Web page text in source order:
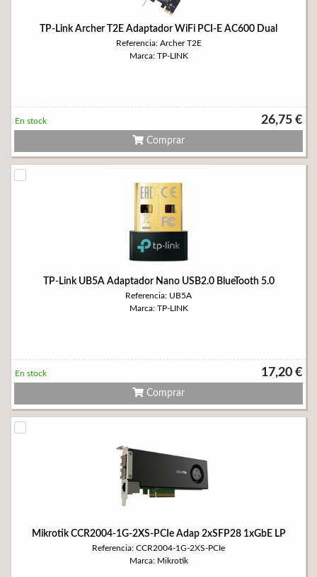
TP-Link Archer T2E Adaptador WiFi PCI-E AC600 Dual
Referencia: Archer T2E
Marca: TP-LINK
26,75 €
En stock
Comprar
TP-Link UB5A Adaptador Nano USB2.0 BlueTooth 5.0
Referencia: UB5A
Marca: TP-LINK
17,20 €
En stock
Comprar
Mikrotik CCR2004-1G-2XS-PCIe Adap 2xSFP28 1xGbE LP
Referencia: CCR2004-1G-2XS-PCIe
Marca: Mikrotik